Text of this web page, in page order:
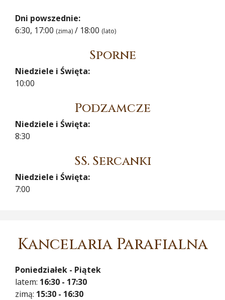
Dni powszednie:
6:30, 17:00 (zima) / 18:00 (lato)
Sporne
Niedziele i Święta:
10:00
Podzamcze
Niedziele i Święta:
8:30
SS. Sercanki
Niedziele i Święta:
7:00
Kancelaria Parafialna
Poniedziałek - Piątek
latem: 16:30 - 17:30
zimą: 15:30 - 16:30